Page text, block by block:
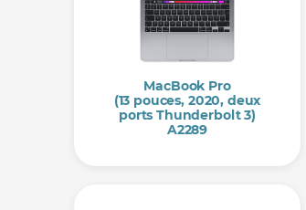
MacBook Pro
(13 pouces, 2020, deux
ports Thunderbolt 3)
A2289